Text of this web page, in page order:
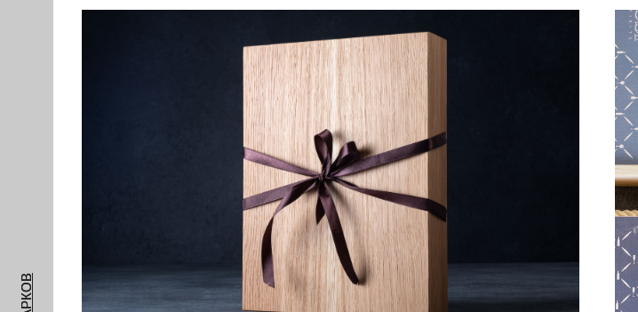
КОРОБКИ ДЛЯ ЧАЯ